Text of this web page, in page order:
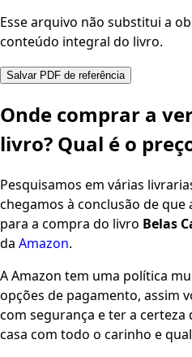
Esse arquivo não substitui a
conteúdo integral do livro.
Salvar PDF de referência
Onde comprar a
livro? Qual é o
Pesquisamos em várias
chegamos à conclusão de
para a compra do livro Belas
da Amazon.
A Amazon tem uma política
opções de pagamento, assim
com segurança e ter a certeza
casa com todo o carinho e